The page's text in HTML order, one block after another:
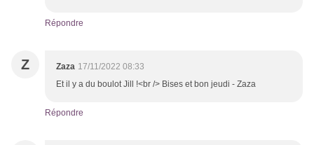
Répondre
Z Zaza 17/11/2022 08:33
Et il y a du boulot Jill !<br /> Bises et bon jeudi - Zaza
Répondre